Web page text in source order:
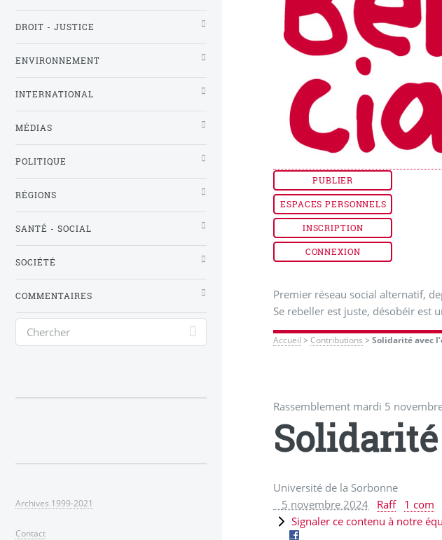
PUBLIER
ESPACES PERSONNELS
INSCRIPTION
CONNEXION
Premier réseau social alternatif,
Se rebeller est juste, désobéir est
Accueil >Contributions >Solidarité avec
Rassemblement mardi 5
Université de la Sorbonne
5 novembre 2024
Raff
1 com
Signaler ce contenu à notre
DROIT - JUSTICE
ENVIRONNEMENT
INTERNATIONAL
MÉDIAS
POLITIQUE
RÉGIONS
SANTÉ - SOCIAL
SOCIÉTÉ
COMMENTAIRES
Archives 1999-2021
Contact